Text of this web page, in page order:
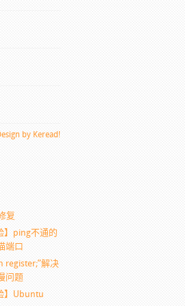
by Keread!
复
】ping不通的
端口
register;”解决
问题
】Ubuntu